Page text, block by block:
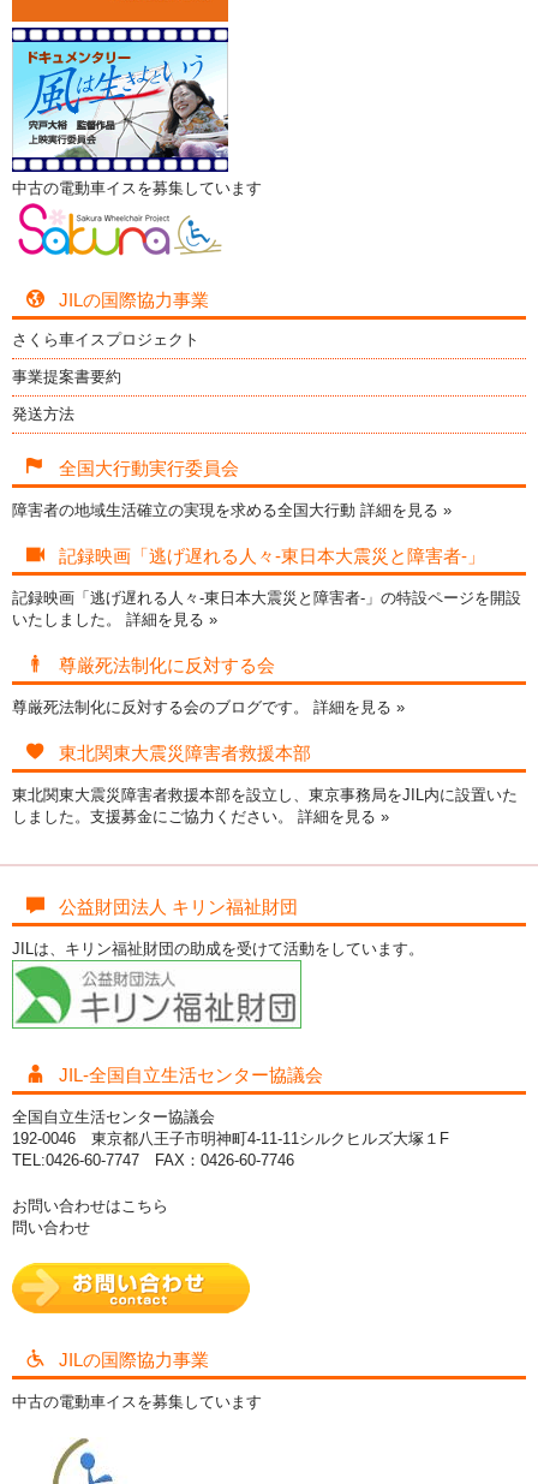
中古の電動車イスを募集しています
JILの国際協力事業
さくら車イスプロジェクト
事業提案書要約
発送方法
全国大行動実行委員会
障害者の地域生活確立の実現を求める全国大行動 詳細を見る »
記録映画「逃げ遅れる人々-東日本大震災と障害者-」
記録映画「逃げ遅れる人々-東日本大震災と障害者-」の特設ページを開設
いたしました。 詳細を見る »
尊厳死法制化に反対する会
尊厳死法制化に反対する会のブログです。 詳細を見る »
東北関東大震災障害者救援本部
東北関東大震災障害者救援本部を設立し、東京事務局をJIL内に設置いた
しました。支援募金にご協力ください。 詳細を見る »
公益財団法人 キリン福祉財団
JILは、キリン福祉財団の助成を受けて活動をしています。
JIL-全国自立生活センター協議会
全国自立生活センター協議会
192-0046 東京都八王子市明神町4-11-11シルクヒルズ大塚１F
TEL:0426-60-7747 FAX：0426-60-7746
お問い合わせはこちら
問い合わせ
JILの国際協力事業
中古の電動車イスを募集しています